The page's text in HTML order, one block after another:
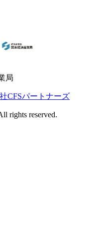
局
CFSパートナーズ
rights reserved.